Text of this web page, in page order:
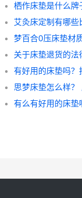
栖作床垫是什么
关于床垫退货的
思梦床垫怎么样？